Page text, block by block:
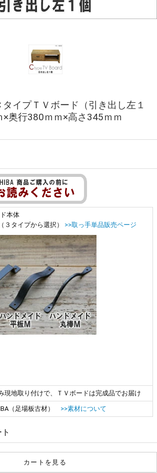
タイプＴＶボード（引き出し左１
×奥行380ｍｍ×高さ345ｍｍ
本体
３タイプから選択） >>取っ手単品販売ページ
現地取り付けで、ＴＶボードは完成品でお届け
（足場板古材） >>素材について
カートを見る